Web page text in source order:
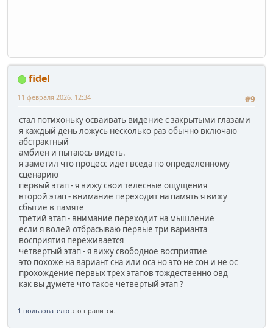
fidel
#9
11 февраля 2026, 12:34
стал потихоньку осваивать видение с закрытыми глазами
я каждый день ложусь несколько раз обычно включаю
абстрактный
амбиен и пытаюсь видеть.
я заметил что процесс идет вседа по определенному
сценарию
первый этап - я вижу свои телесные ощущения
второй этап - внимание переходит на память я вижу
сбытие в памяте
третий этап - внимание переходит на мышление
если я волей отбрасываю первые три варианта
восприятия переживается
четвертый этап - я вижу свободное восприятие
это похоже на вариант сна или оса но это не сон и не ос
прохождение первых трех этапов тождественно овд
как вы думете что такое четвертый этап ?
1 пользователю это нравится.